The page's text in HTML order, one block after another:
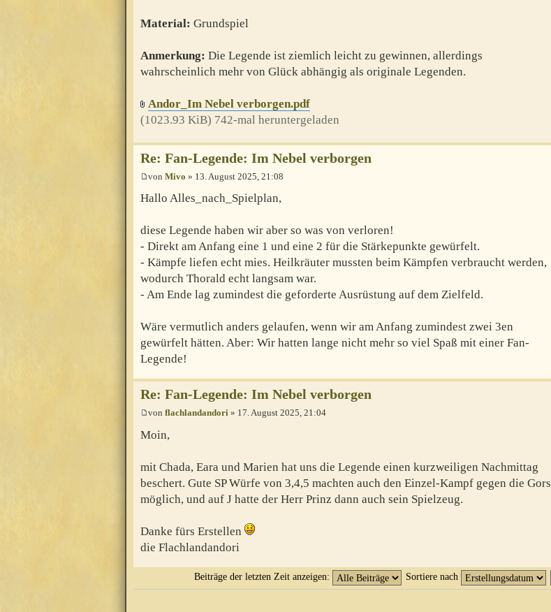
Material: Grundspiel
Anmerkung: Die Legende ist ziemlich leicht zu gewinnen, allerdings
wahrscheinlich mehr von Glück abhängig als originale Legenden.
Andor_Im Nebel verborgen.pdf
(1023.93 KiB) 742-mal heruntergeladen
Re: Fan-Legende: Im Nebel verborgen
von Mivo » 13. August 2025, 21:08
Hallo Alles_nach_Spielplan,
diese Legende haben wir aber so was von verloren!
- Direkt am Anfang eine 1 und eine 2 für die Stärkepunkte gewürfelt.
- Kämpfe liefen echt mies. Heilkräuter mussten beim Kämpfen verbraucht werden,
wodurch Thorald echt langsam war.
- Am Ende lag zumindest die geforderte Ausrüstung auf dem Zielfeld.
Wäre vermutlich anders gelaufen, wenn wir am Anfang zumindest zwei 3en
gewürfelt hätten. Aber: Wir hatten lange nicht mehr so viel Spaß mit einer Fan-
Legende!
Re: Fan-Legende: Im Nebel verborgen
von flachlandandori » 17. August 2025, 21:04
Moin,
mit Chada, Eara und Marien hat uns die Legende einen kurzweiligen Nachmittag
beschert. Gute SP Würfe von 3,4,5 machten auch den Einzel-Kampf gegen die Gors
möglich, und auf J hatte der Herr Prinz dann auch sein Spielzeug.
Danke fürs Erstellen
die Flachlandandori
Beiträge der letzten Zeit anzeigen: Sortiere nach